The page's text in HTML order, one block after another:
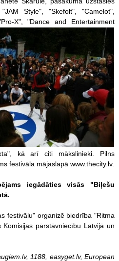
Style", "Skefolt", "Camelot",
X",
"Dance and Entertainment
kā arī citi mākslinieki. Pilns
festivāla mājaslapā www.thecity.lv.
iegādāties visās "Biļešu
festivālu" organizē biedrība "Ritma
pārstāvniecību Latvijā un
1188, easyget.lv, European